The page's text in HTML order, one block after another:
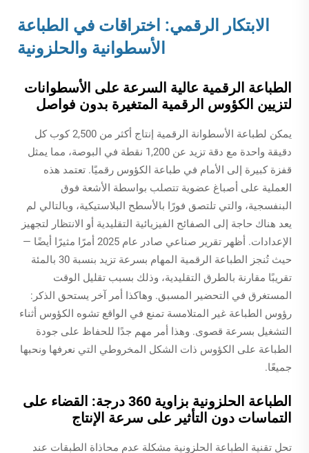
الابتكار الرقمي: اختراقات في الطباعة
الأسطوانية والحلزونية
الطباعة الرقمية عالية السرعة على الأسطوانات
لتزيين الكؤوس الرقمية المتغيرة بدون فواصل
يمكن لطباعة الأسطوانة الرقمية إنتاج أكثر من 2,500 كوب كل
دقيقة واحدة مع دقة تزيد عن 1,200 نقطة في البوصة، مما يمثل
قفزة كبيرة إلى الأمام في طباعة الكؤوس رقميًا. تعتمد هذه
العملية على أصباغ عضوية تتصلب بواسطة الأشعة فوق
البنفسجية، والتي تلتصق فورًا بالأسطح البلاستيكية، وبالتالي لم
يعد هناك حاجة إلى الصفائح الفيزيائية التقليدية أو الانتظار لتجهيز
الإعدادات. أظهر تقرير صناعي صادر عام 2025 أمرًا مثيرًا أيضًا —
حيث تُنجز الطباعة الرقمية المهام بسرعة تزيد بنسبة 30 بالمئة
تقريبًا مقارنة بالطرق التقليدية، وذلك بسبب تقليل الوقت
المستغرق في التحضير المسبق. وهاكذا أمر آخر يستحق الذكر:
رؤوس الطباعة غير المتلامسة تمنع في الواقع تشوه الكؤوس أثناء
التشغيل بسرعة قصوى. وهذا أمر مهم جدًا للحفاظ على جودة
الطباعة على الكؤوس ذات الشكل المخروطي التي نعرفها ونحبها
جميعًا.
الطباعة الحلزونية بزاوية 360 درجة: القضاء على
التماسات دون التأثير على سرعة الإنتاج
تحل تقنية الطباعة الحلزونية مشكلة عدم محاذاة الطبقات عند